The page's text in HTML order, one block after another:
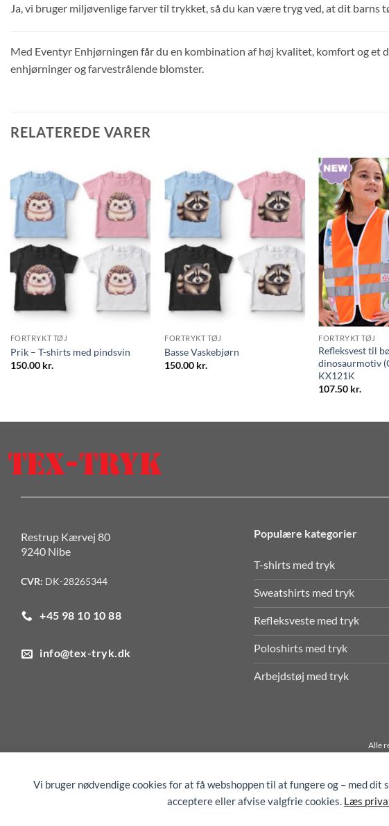
Vi bruger nødvendige cookies for at få webshoppen til at fungere og – med
acceptere eller afvise valgfrie cookies. Læs
COOKIEINDSTILLINGER
Ja, vi bruger miljøvenlige farver til trykket, så du kan være tryg ved, at dit
Med Eventyr Enhjørningen får du en kombination af høj kvalitet, komfort og et
enhjørninger og farvestrålende blomster.
RELATEREDE VARER
FORTRYKT TØJ
Prik – T-shirts med pindsvin
150.00 kr.
FORTRYKT TØJ
Basse Vaskebjørn
150.00 kr.
FORTRYKT TØJ
Refleksvest til
dinosaurmotiv
KX121K
107.50 kr.
Restrup Kærvej 80
9240 Nibe
CVR: DK-28265344
+45 98 10 10 88
info@tex-tryk.dk
Populære kategorier
T-shirts med tryk
Sweatshirts med tryk
Refleksveste med tryk
Poloshirts med tryk
Arbejdstøj med tryk
Alle